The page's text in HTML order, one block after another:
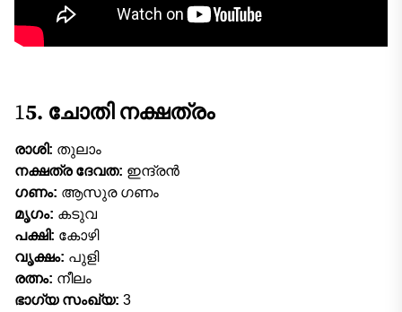
15. ചോതി നക്ഷത്രം
രാശി: തുലാം
നക്ഷത്ര ദേവത: ഇന്ദ്രൻ
ഗണം: ആസുര ഗണം
മൃഗം: കടുവ
പക്ഷി: കോഴി
വൃക്ഷം: പുളി
രത്നം: നീലം
ഭാഗ്യ സംഖ്യ: 3